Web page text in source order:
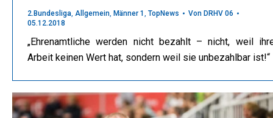
2.Bundesliga, Allgemein, Männer 1 , TopNews Von DRHV 06
05.12.2018
„Ehrenamtliche werden nicht bezahlt – nicht, weil
Arbeit keinen Wert hat, sondern weil sie unbezahlbar ist!“